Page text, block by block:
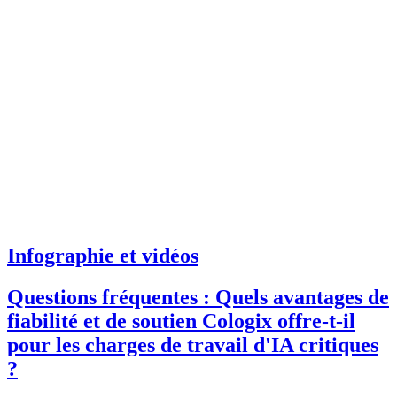
Infographie et vidéos
Questions fréquentes : Quels avantages de
fiabilité et de soutien Cologix offre-t-il
pour les charges de travail d'IA critiques
?